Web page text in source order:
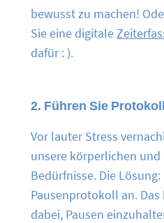
bewusst zu machen!
Sie eine digitale
dafür : ).
2. Führen Sie
Vor lauter Stress
unsere körperlichen
Bedürfnisse. Die Lösung:
Pausenprotokoll an.
dabei, Pausen